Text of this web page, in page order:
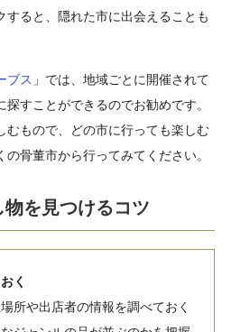
すると、隠れた市に出会えることも
ブス 」では、地域ごとに開催されて
すことができるのでお勧めです。
むもので、どの市に行っても楽しむ
骨董市から行ってみてください。
を見つけるコツ
く
所や出店者の情報を調べておく